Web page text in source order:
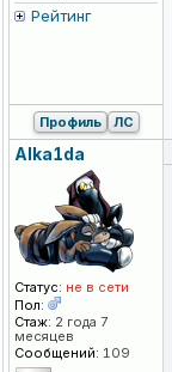
Рейтинг
Профиль ЛС
Alka1da
Статус: не в сети
Пол:
Стаж: 2 года 7
месяцев
Сообщений: 109